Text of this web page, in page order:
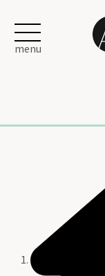
menu